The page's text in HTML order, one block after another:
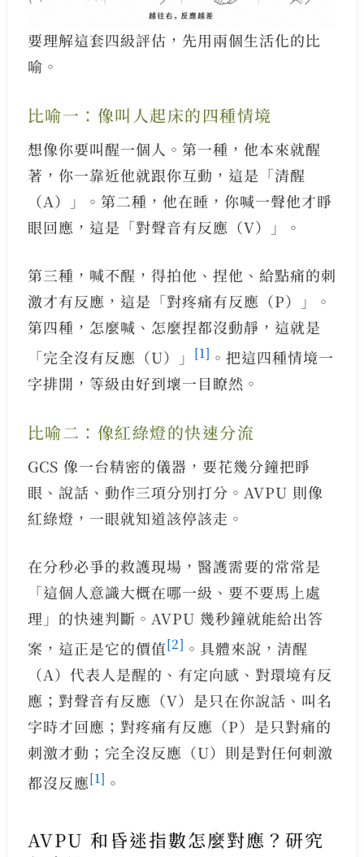
要理解這套四級評估，先用兩個生活化的比
喻。
比喻一：像叫人起床的四種情境
想像你要叫醒一個人。第一種，他本來就醒
著，你一靠近他就跟你互動，這是「清醒
（A）」。第二種，他在睡，你喊一聲他才睜
眼回應，這是「對聲音有反應（V）」。
第三種，喊不醒，得拍他、捏他、給點痛的刺
激才有反應，這是「對疼痛有反應（P）」。
第四種，怎麼喊、怎麼捏都沒動靜，這就是
「完全沒有反應（U）」 [1] 。把這四種情境一
字排開，等級由好到壞一目瞭然。
比喻二：像紅綠燈的快速分流
GCS 像一台精密的儀器，要花幾分鐘把睜
眼、說話、動作三項分別打分。AVPU 則像
紅綠燈，一眼就知道該停該走。
在分秒必爭的救護現場，醫護需要的常常是
「這個人意識大概在哪一級、要不要馬上處
理」的快速判斷。AVPU 幾秒鐘就能給出答
案，這正是它的價值[2] 。具體來說，清醒
（A）代表人是醒的、有定向感、對環境有反
應；對聲音有反應（V）是只在你說話、叫名
字時才回應；對疼痛有反應（P）是只對痛的
刺激才動；完全沒反應（U）則是對任何刺激
都沒反應[1] 。
AVPU 和昏迷指數怎麼對應？研究